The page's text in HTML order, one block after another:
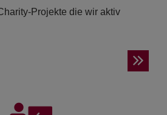
Projekte die wir aktiv